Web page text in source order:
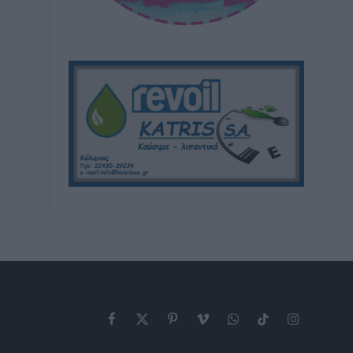
Facebook
X
PinterestVimeoWhatsAppTikTokInstagram